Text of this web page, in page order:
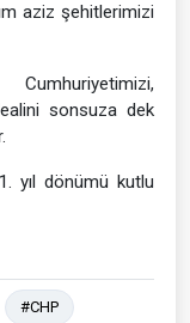
aziz şehitlerimizi
sonsuza dek
yıl dönümü kutlu
#CHP